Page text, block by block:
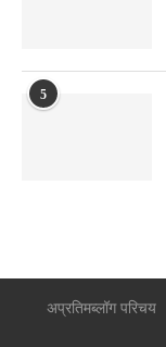
5
अप्रतिमब्लॉग परिचय